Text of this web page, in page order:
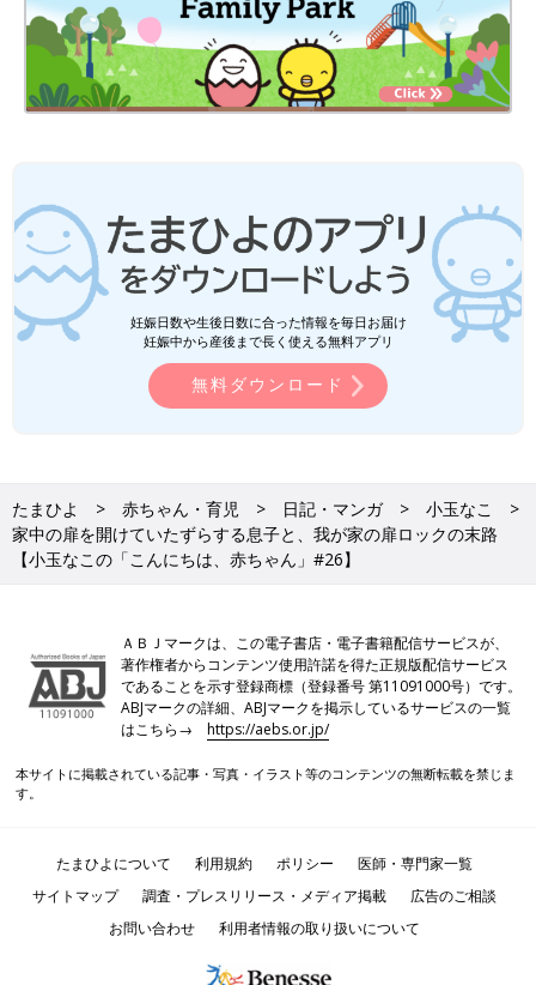
妊娠日数や生後日数に合った情報を毎日お届け
妊娠中から産後まで長く使える無料アプリ
無料ダウンロード
たまひよ 赤ちゃん・育児 日記・マンガ
小玉なこ
家中の扉を開けていたずらする息子と、我が家の扉ロックの末路
【小玉なこの「こんにちは、赤ちゃん」#26】
ＡＢＪマークは、この電子書店・電子書籍配信サービスが、
著作権者からコンテンツ使用許諾を得た正規版配信サービス
であることを示す登録商標（登録番号 第11091000号）です。
ABJマークの詳細、ABJマークを掲示しているサービスの一覧
はこちら→https://aebs.or.jp/
本サイトに掲載されている記事・写真・イラスト等のコンテンツの無断転載を禁じま
す。
たまひよについて 利用規約 ポリシー
医師・専門家一覧
サイトマップ
調査・プレスリリース・メディア掲載
広告のご相談
お問い合わせ
利用者情報の取り扱いについて